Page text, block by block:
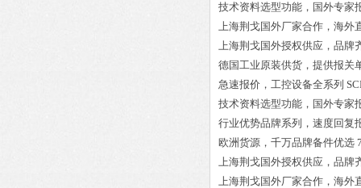
技术资料选型功能，国外专家
上海荆戈国外厂家合作，海外
上海荆戈国外授权供应，品牌
德国工业原装供货，提供报关
急速报价，工控设备全系列
技术资料选型功能，国外专家
行业优势品牌系列，速度回复
欧洲货源，千万品牌备件优选
上海荆戈国外授权供应，品牌
上海荆戈国外厂家合作，海外